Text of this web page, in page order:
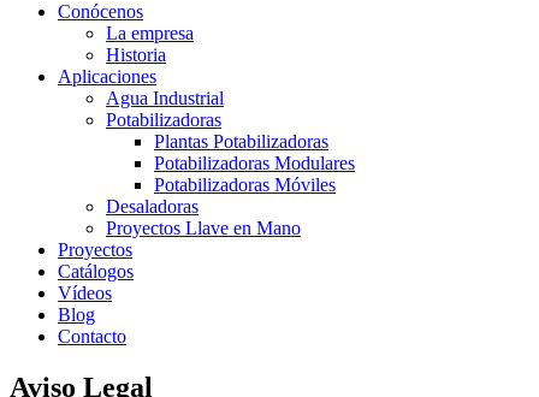
Conócenos
La empresa
Historia
Aplicaciones
Agua Industrial
Potabilizadoras
Plantas Potabilizadoras
Potabilizadoras Modulares
Potabilizadoras Móviles
Desaladoras
Proyectos Llave en Mano
Proyectos
Catálogos
Vídeos
Blog
Contacto
Aviso Legal